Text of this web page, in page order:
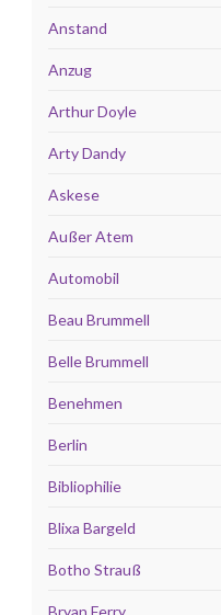
Anstand
Anzug
Arthur Doyle
Arty Dandy
Askese
Außer Atem
Automobil
Beau Brummell
Belle Brummell
Benehmen
Berlin
Bibliophilie
Blixa Bargeld
Botho Strauß
Bryan Ferry